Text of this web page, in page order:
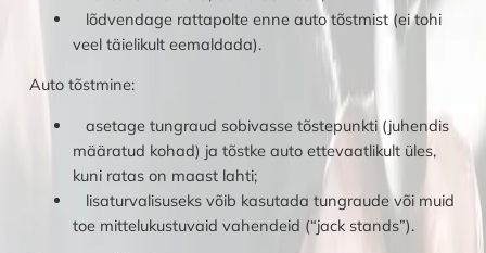
lõdvendage rattapolte enne auto tõstmist (ei tohi
veel täielikult eemaldada).
Auto tõstmine:
asetage tungraud sobivasse tõstepunkti (juhendis
määratud kohad) ja tõstke auto ettevaatlikult üles,
kuni ratas on maast lahti;
lisaturvalisuseks võib kasutada tungraude või muid
toe mittelukustuvaid vahendeid (“jack stands”).